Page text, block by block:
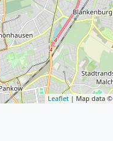
Leaflet | Map data ©